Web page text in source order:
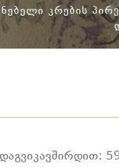
კრების
დაგვიკავშირდით: